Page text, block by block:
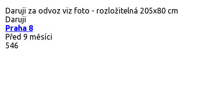
Daruji za odvoz viz foto - rozložitelná 205x80 cm
Daruji
Praha 8
Před 9 měsíci
546